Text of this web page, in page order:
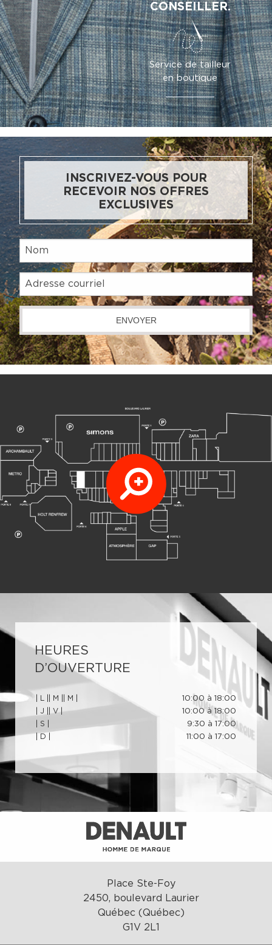
CONSEILLER.
Service de tailleur
en boutique
INSCRIVEZ-VOUS POUR
RECEVOIR NOS OFFRES
EXCLUSIVES
HEURES
D’OUVERTURE
| M | | M | 10:00 à 18:00
| J | | V | 10:00 à 18:00
| S | 9:30 à 17:00
| D | 11:00 à 17:00
Place Ste-Foy
2450, boulevard Laurier
Québec (Québec)
G1V 2L1